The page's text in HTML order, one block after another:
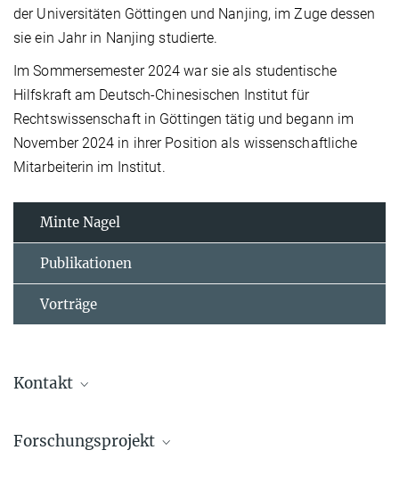
der Universitäten Göttingen und Nanjing, im Zuge dessen
sie ein Jahr in Nanjing studierte.
Im Sommersemester 2024 war sie als studentische
Hilfskraft am Deutsch-Chinesischen Institut für
Rechtswissenschaft in Göttingen tätig und begann im
November 2024 in ihrer Position als wissenschaftliche
Mitarbeiterin im Institut.
Minte Nagel
Publikationen
Vorträge
Kontakt
Wissenschaftliche Assistentin
Forschungsprojekt